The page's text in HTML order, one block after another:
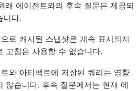
래 에이전트와의 후속 질문은 제공되
니다.
로 캐시된 스냅샷은 계속 표시되지
고침은 사용할 수 없습니다.
와 아티팩트에 저장된 쿼리는 영향
않습니다. 후속 질문에서는 현재 에